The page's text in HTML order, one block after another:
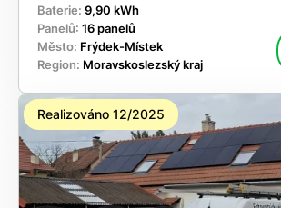
Baterie: 9,90 kWh
Panelů: 16 panelů
Město: Frýdek-Místek
Region: Moravskoslezský kraj
Realizováno 12/2025